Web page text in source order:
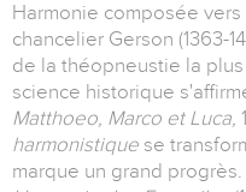
Harmonie composée vers
chancelier Gerson (1363-
de la théopneustie la
science historique
Matthoeo, Marco et Luca,
harmonistique se
marque un grand